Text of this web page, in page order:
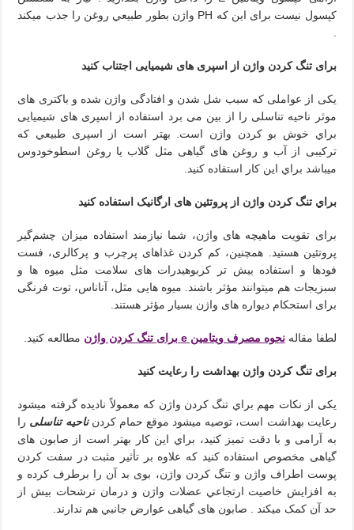
کپسول نیست برای این که PH واژن بطور طبيعي روغن را جذب ميکند
.
برای تنگ کردن واژن از اسپری های شیمیایی اجتناب کنید
یکی از عواملی که سبب شل شدن و افتادگی واژن شده و باکتری های
موثر ناحیه تناسلی را از بین می برد استفاده از اسپری های شیمیایی
براي خوش بو کردن واژن است. بهتر است از اسپری طبيعي که
ترکیبی از آب و روغن های گیاهی مثل گلاب یا روغن اسطوخودوس
میباشد براي این کار استفاده کنید.
براي تنگ کردن واژن از پروتئین های ارگانیک استفاده کنید
برای تقویت ماهیچه های واژن، شما نیازمند استفاده میزان چشم‌گیر
پروتئین هستید. همچنين، کم کردن غذاهای پرچرب و پرکالری، فست
فودها و استفاده بیش تر کربوهیدرات های سلامت مثل میوه ها و
سبزیجات هم میتوانند مؤثر باشند. میوه هایی مثل، آناناس، توت فرنگی
برای استحکام دیواره های واژن بسیار مؤثر هستند.
لطفا مقاله نحوه مصرف ویتامین e برای تنگ کردن واژن مطالعه کنید.
برای تنگ کردن واژن بهداشت را رعایت کنید
یکی از نکات مهم براي تنگ کردن واژن که معمولاً نادیده گرفته ميشود
رعایت بهداشت است، توصیه ميشود موقع حمام کردنناحیه تناسلی را
به آرامی و با دقت تمیز کنید، براي این کار بهتر است از صابون های
گیاهی مخصوص استفاده کنید که علاوه بر تأثير مثبت در سفت کردن
پوست اطراف واژن و تنگ کردن واژن، بوی بد آن را برطرف کرده و
به افزایش خاصیت ارتجاعي عضلات واژن و درمان ترشحات بیش از
حد آن کمک ميکند . صابون های گیاهی عوارض جانبي هم ندارند.